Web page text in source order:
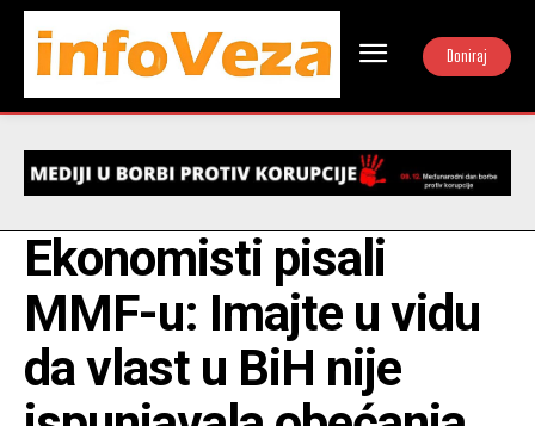
Doniraj
Ekonomisti pisali
MMF-u: Imajte u vidu
da vlast u BiH nije